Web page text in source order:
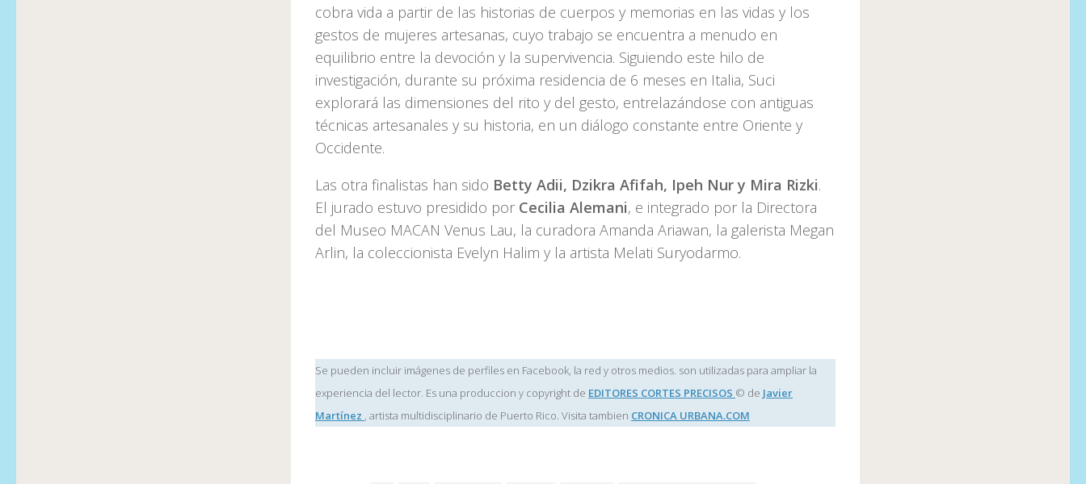
cobra vida a partir de las historias de cuerpos y memorias en las vidas y los
gestos de mujeres artesanas, cuyo trabajo se encuentra a menudo en
equilibrio entre la devoción y la supervivencia. Siguiendo este hilo de
investigación, durante su próxima residencia de 6 meses en Italia, Suci
explorará las dimensiones del rito y del gesto, entrelazándose con antiguas
técnicas artesanales y su historia, en un diálogo constante entre Oriente y
Occidente.
Las otra finalistas han sido Betty Adii, Dzikra Afifah, Ipeh Nur y Mira Rizki.
El jurado estuvo presidido por Cecilia Alemani, e integrado por la Directora
del Museo MACAN Venus Lau, la curadora Amanda Ariawan, la galerista Megan
Arlin, la coleccionista Evelyn Halim y la artista Melati Suryodarmo.
Se pueden incluir imágenes de perfiles en Facebook, la red y otros medios. son utilizadas para ampliar la
experiencia del lector. Es una produccion y copyright de EDITORES CORTES PRECISOS © de Javier
Martínez , artista multidisciplinario de Puerto Rico. Visita tambien CRONICA URBANA.COM